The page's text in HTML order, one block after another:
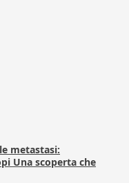
metastasi:
Una scoperta che